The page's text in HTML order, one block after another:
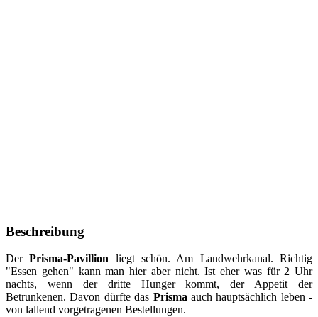
Beschreibung
DerPrisma-Pavillion liegt schön. Am Landwehrkanal. Richtig
"Essen gehen" kann man hier aber nicht. Ist eher was für 2 Uhr
nachts, wenn der dritte Hunger kommt, der Appetit der
Betrunkenen. Davon dürfte das Prismaauch hauptsächlich leben -
von lallend vorgetragenen Bestellungen.